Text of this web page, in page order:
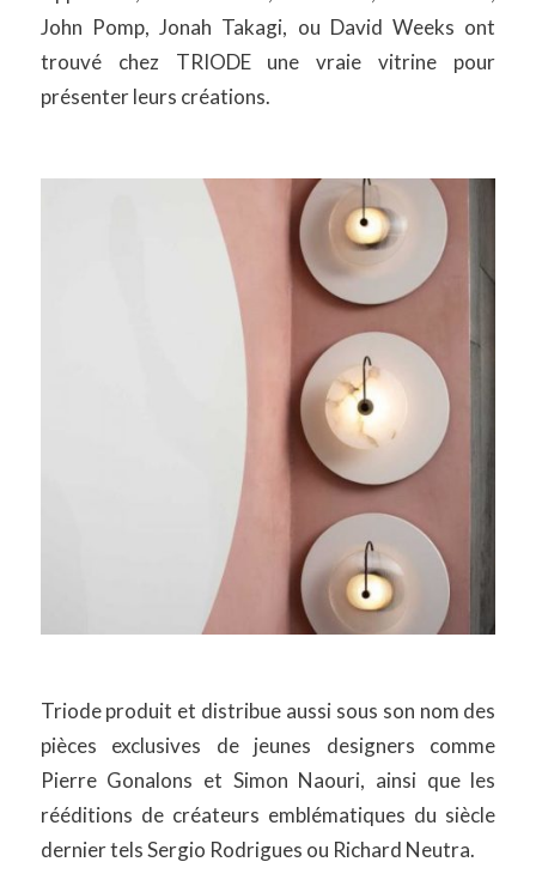
John Pomp, Jonah Takagi, ou David Weeks ont
trouvé chez TRIODE une vraie vitrine pour
présenter leurs créations.
Triode produit et distribue aussi sous son nom des
pièces exclusives de jeunes designers comme
Pierre Gonalons et Simon Naouri, ainsi que les
rééditions de créateurs emblématiques du siècle
dernier tels Sergio Rodrigues ou Richard Neutra.